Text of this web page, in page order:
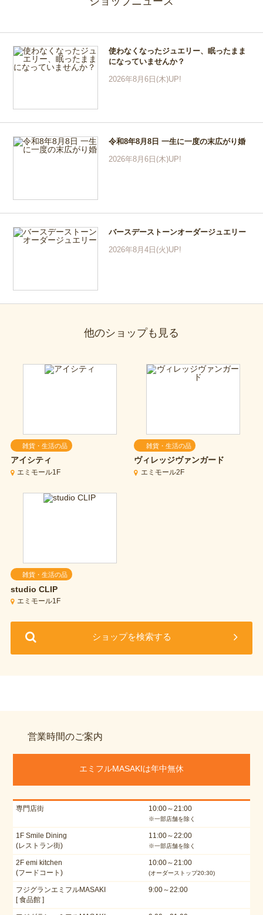
使わなくなったジュエリー、眠ったまま
になっていませんか？
2026年8月6日(木)UP!
令和8年8月8日 一生に一度の末広がり婚
2026年8月6日(木)UP!
バースデーストーンオーダージュエリー
2026年8月4日(火)UP!
他のショップも見る
雑貨・生活の品
アイシティ
エミモール1F
雑貨・生活の品
ヴィレッジヴァンガード
エミモール2F
雑貨・生活の品
studio CLIP
エミモール1F
ショップを検索する
営業時間のご案内
エミフルMASAKIは年中無休
専門店街 10:00～21:00
※一部店舗を除く
1F Smile Dining
(レストラン街)
11:00～22:00
※一部店舗を除く
2F emi kitchen
(フードコート)
10:00～21:00
(オーダーストップ20:30)
フジグランエミフルMASAKI
[ 食品館 ]
9:00～22:00